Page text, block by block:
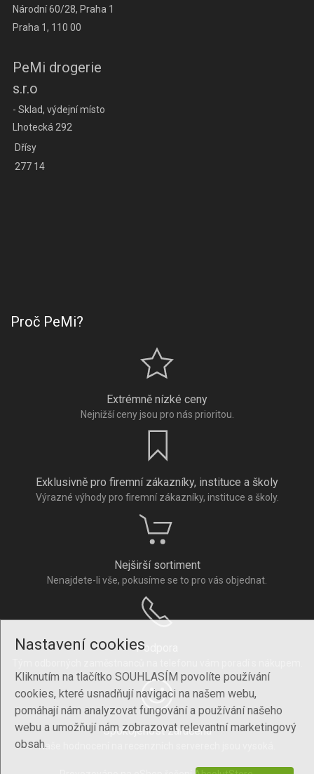
Nastavení cookies
Kliknutím na tlačítko SOUHLASÍM povolíte používání
cookies, které usnadňují navigaci na našem webu,
pomáhají nám analyzovat fungování a používání našeho
webu a umožňují nám zobrazovat relevantní marketingový
obsah.
Národní 60/28, Praha 1
Praha 1, 110 00
PeMi drogerie
s.r.o
- Sklad, výdejní místo
Lhotecká 292
Dřísy
277 14
Proč PeMi?
Extrémně nízké ceny
Nejnižší ceny jsou pro nás prioritou.
Exklusivně pro firemní zákazníky, instituce a školy
Výrazné výhody pro firemní zákazníky, instituce a školy.
Nejširší sortiment
Nenajdete-li vše, pokusíme se to pro vás objednat.
Podpora
Spokojenost zaručena
Naše hodnocení na recenzních serverech jsou vysoká.